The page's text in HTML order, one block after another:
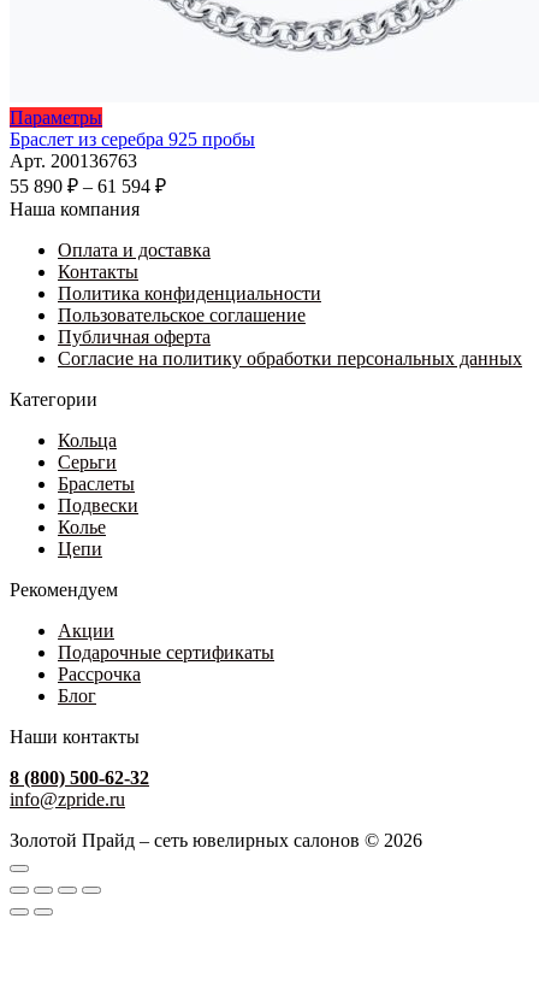
ПараметрыЭтот
товар
имеет
несколько
вариаций.
можно
выбрать
на
странице
товара.
Браслет из серебра 925 пробы
Арт. 200136763
55 890 ₽ – 61 594 ₽Диапазон
890 ₽
61
594 ₽
Наша компания
Оплата и доставка
Контакты
Политика конфиденциальности
Пользовательское соглашение
Публичная оферта
Согласие на политику обработки персональных данных
Категории
Кольца
Серьги
Браслеты
Подвески
Колье
Цепи
Рекомендуем
Акции
Подарочные сертификаты
Рассрочка
Блог
Наши контакты
8 (800) 500-62-32
info@zpride.ru
Золотой Прайд – сеть ювелирных салонов © 2026